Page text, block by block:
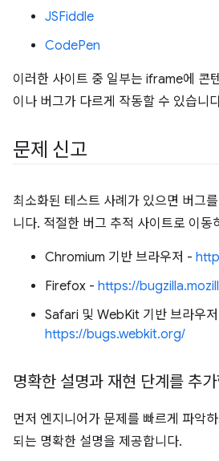
JSFiddle
CodePen
이러한 사이트 중 일부는 iframe에 콘
이나 버그가 다르게 작동할 수 있습니
문제 신고
최소화된 테스트 사례가 있으면 버그
니다. 적절한 버그 추적 사이트로 이동
Chromium 기반 브라우저 -
Firefox - https://
Safari 및 WebKit 기반 브라우
https://bugs.webkit.org/
명확한 설명과 재현 단계를 추
먼저 엔지니어가 문제를 빠르게 파악
되는 명확한 설명을 제공합니다.